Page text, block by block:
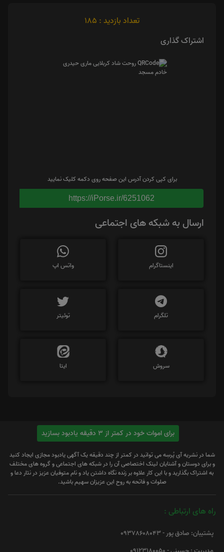
تعداد بازدید : 185
اشتراک گذاری
برای کپی کردن آدرس این صفحه روی دکمه کلیک نمایید
https://iPorse.ir/6251062
ارسال به شبکه های اجتماعی
اینستاگرام واتس اپ
تلگرام توئیتر
سروش ایتا
برای اموات خود در کمتر از 3 دقیقه یادبود بسازید
شما در نشریه آی پُرسِه می توانید در کمتر از چند دقیقه یک آگهی یادبود مجازی ایجاد کنید
و برای دوستان و آشنایان لینک اختصاصی آن را در شبکه های اجتماعی و گروه های مختلف
به اشتراک بگذارید و با این کار علاوه بر زنده نگاه داشتن یاد و نام متوفیان عزیز در نثار دعا و
صلوات و فاتحه به روح این عزیزان سهیم باشید.
راه های ارتباطی :
پشتیبان: صادق پور - 09378608043